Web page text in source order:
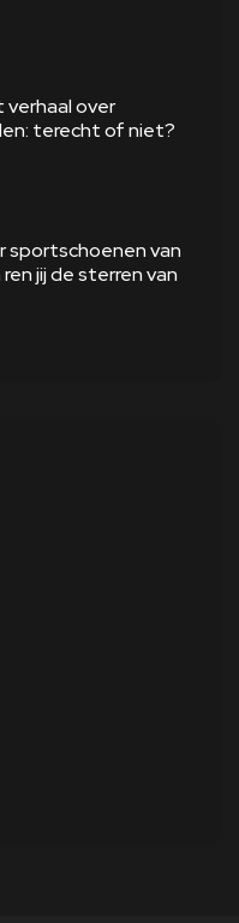
over
terecht of niet?
sportschoenen van
jij de sterren van